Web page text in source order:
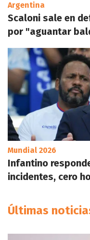
Argentina
Scaloni sale en
por "aguantar
Mundial 2026
Infantino
incidentes, cero
Últimas